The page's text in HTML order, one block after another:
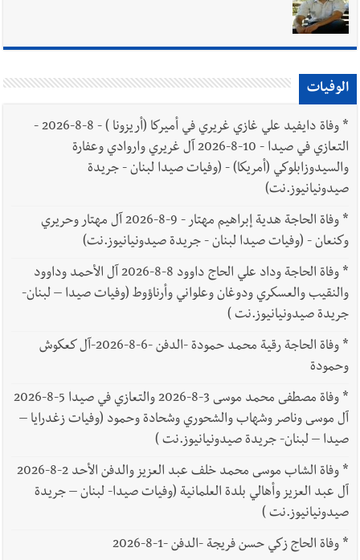
الوفيات
*
وفاة دايفيد علي غازي غريري في أميركا (أريزونا ) - 8-8-2026 -
التعازي في صيدا - 10-8-2026 آل غريري واروادي وعفارة
والسيدوزابلوكي (أمريكا) - (وفيات صيدا لبنان - جريدة
صيدونيانيوز.نت)
*
وفاة الحاجة هدية إبراهيم مهتار - 9-8-2026 آل مهتار وحريري
وكنعان - (وفيات صيدا لبنان - جريدة صيدونيانيوز.نت)
*
وفاة الحاجة وداد علي الحاج داوود 8-8-2026 آل الأحمد وداوود
والنقيب والعسكري ودوغان وعلواني وأرناؤوط (وفيات صيدا – لبنان-
جريدة صيدونيانيوز.نت )
*
وفاة الحاجة رقية محمد حمودة -الدفن -6-8-2026-آل كعكوش
وحمودة
*
وفاة مصطفى محمد موسى 3-8-2026 والتعازي في صيدا 5-8-2026
آل موسى وناصر وشهاب والشحوري وشحادة وحمود (وفيات زغدرايا –
صيدا – لبنان- جريدة صيدونيانيوز.نت )
*
وفاة الشاب موسى محمد خلف عبد العزيز والدفن الأحد 2-8-2026
آل عبد العزيز وأهالي بلدة العلمانية (وفيات صيدا- لبنان – جريدة
صيدونيانيوز.نت )
*وفاة الحاج زكي حسن فريجة -الدفن -1-8-2026